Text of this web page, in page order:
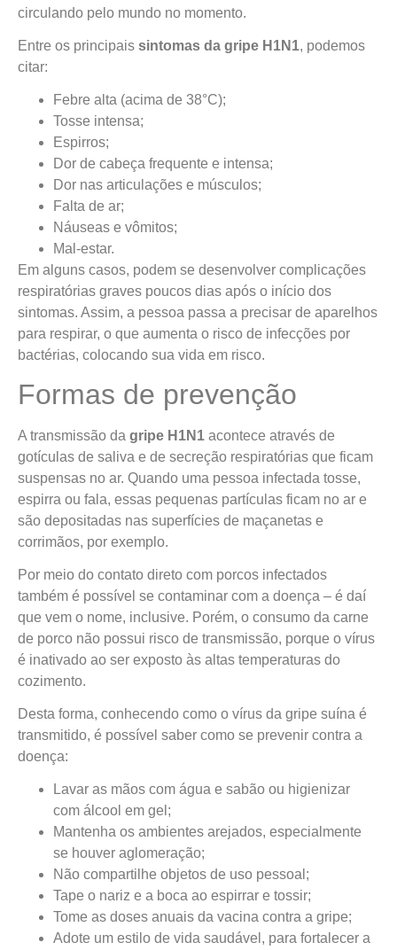
circulando pelo mundo no momento.
Entre os principais sintomas da gripe H1N1, podemos
citar:
Febre alta (acima de 38°C);
Tosse intensa;
Espirros;
Dor de cabeça frequente e intensa;
Dor nas articulações e músculos;
Falta de ar;
Náuseas e vômitos;
Mal-estar.
Em alguns casos, podem se desenvolver complicações
respiratórias graves poucos dias após o início dos
sintomas. Assim, a pessoa passa a precisar de aparelhos
para respirar, o que aumenta o risco de infecções por
bactérias, colocando sua vida em risco.
Formas de prevenção
A transmissão da gripe H1N1 acontece através de
gotículas de saliva e de secreção respiratórias que ficam
suspensas no ar. Quando uma pessoa infectada tosse,
espirra ou fala, essas pequenas partículas ficam no ar e
são depositadas nas superfícies de maçanetas e
corrimãos, por exemplo.
Por meio do contato direto com porcos infectados
também é possível se contaminar com a doença – é daí
que vem o nome, inclusive. Porém, o consumo da carne
de porco não possui risco de transmissão, porque o vírus
é inativado ao ser exposto às altas temperaturas do
cozimento.
Desta forma, conhecendo como o vírus da gripe suína é
transmitido, é possível saber como se prevenir contra a
doença:
Lavar as mãos com água e sabão ou higienizar
com álcool em gel;
Mantenha os ambientes arejados, especialmente
se houver aglomeração;
Não compartilhe objetos de uso pessoal;
Tape o nariz e a boca ao espirrar e tossir;
Tome as doses anuais da vacina contra a gripe;
Adote um estilo de vida saudável, para fortalecer a